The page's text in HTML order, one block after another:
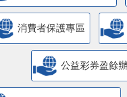
消費者保護專區
公益彩券盈餘